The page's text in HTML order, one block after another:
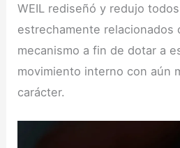
WEIL rediseñó y redujo
estrechamente relacionados
mecanismo a fin de dotar a
movimiento interno con aún
carácter.